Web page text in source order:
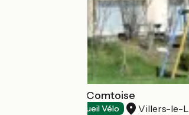
Auberge Franc-Comtoise
Accueil Vélo Villers-le-